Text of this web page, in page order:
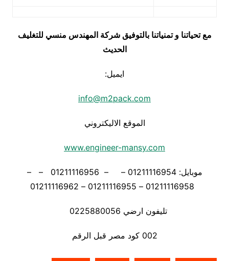
مع تحياتنا و تمنياتنا بالتوفيق شركة المهندس منسي للتغليف
الحديث
ايميل:
info@m2pack.com
الموقع الاليكتروني
www.engineer-mansy.com
موبايل: 01211116954 – – 01211116956 – –
تليفون ارضي 0225880056
002 كود مصر قبل الرقم